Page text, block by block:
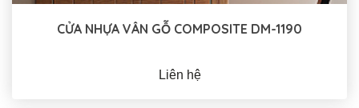
CỬA NHỰA VÂN GỖ COMPOSITE DM-1190
Liên hệ